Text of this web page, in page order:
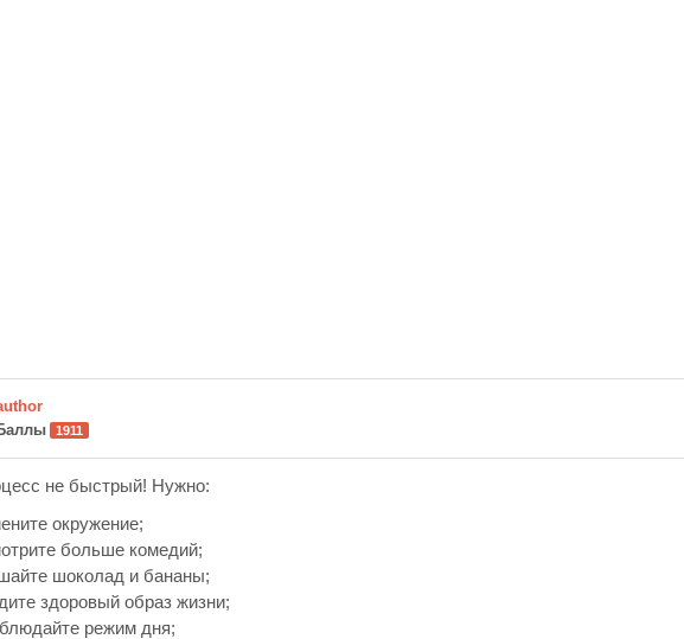
1911
не быстрый! Нужно:
окружение;
больше комедий;
шоколад и бананы;
здоровый образ жизни;
режим дня;